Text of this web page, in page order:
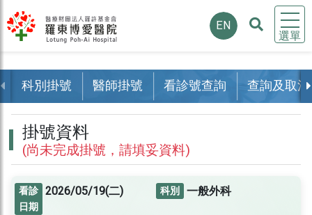
選單
EN
科別掛號 醫師掛號 看診號查詢 查詢及取消
掛號資料
(尚未完成掛號，請填妥資料)
看診
日期
2026/05/19(二) 科別 一般外科